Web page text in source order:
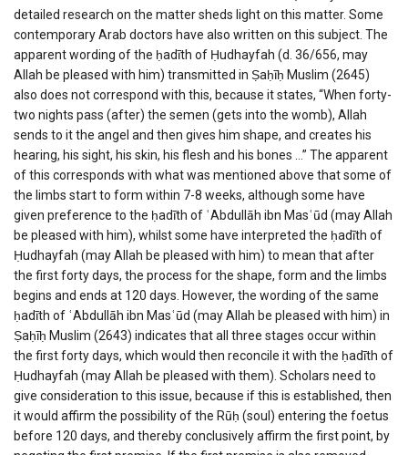
detailed research on the matter sheds light on this matter. Some
contemporary Arab doctors have also written on this subject. The
apparent wording of the ḥadīth of Ḥudhayfah (d. 36/656, may
Allah be pleased with him) transmitted in Ṣaḥīḥ Muslim (2645)
also does not correspond with this, because it states, “When forty-
two nights pass (after) the semen (gets into the womb), Allah
sends to it the angel and then gives him shape, and creates his
hearing, his sight, his skin, his flesh and his bones …” The apparent
of this corresponds with what was mentioned above that some of
the limbs start to form within 7-8 weeks, although some have
given preference to the ḥadīth of ʿAbdullāh ibn Masʿūd (may Allah
be pleased with him), whilst some have interpreted the ḥadīth of
Ḥudhayfah (may Allah be pleased with him) to mean that after
the first forty days, the process for the shape, form and the limbs
begins and ends at 120 days. However, the wording of the same
ḥadīth of ʿAbdullāh ibn Masʿūd (may Allah be pleased with him) in
Ṣaḥīḥ Muslim (2643) indicates that all three stages occur within
the first forty days, which would then reconcile it with the ḥadīth of
Ḥudhayfah (may Allah be pleased with them). Scholars need to
give consideration to this issue, because if this is established, then
it would affirm the possibility of the Rūḥ (soul) entering the foetus
before 120 days, and thereby conclusively affirm the first point, by